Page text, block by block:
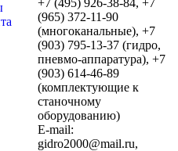
(965) 372-11-90
(многоканальные), +7
(903) 795-13-37 (гидро,
пневмо-аппаратура), +7
(903) 614-46-89
(комплектующие к
станочному
оборудованию)
E-mail:
,